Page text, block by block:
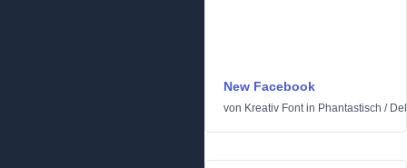
New Facebook
von Kreativ Fontin Phantastisch /